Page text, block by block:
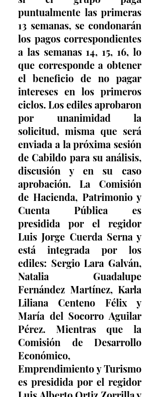
puntualmente las primeras
13 semanas, se condonarán
los pagos correspondientes
a las semanas 14, 15, 16, lo
que corresponde a obtener
el beneficio de no pagar
intereses en los primeros
ciclos. Los ediles aprobaron
por unanimidad la
solicitud, misma que será
enviada a la próxima sesión
de Cabildo para su análisis,
discusión y en su caso
aprobación. La Comisión
de Hacienda, Patrimonio y
Cuenta Pública es
presidida por el regidor
Luis Jorge Cuerda Serna y
está integrada por los
ediles: Sergio Lara Galván,
Natalia Guadalupe
Fernández Martínez, Karla
Liliana Centeno Félix y
María del Socorro Aguilar
Pérez. Mientras que la
Comisión de Desarrollo
Económico,
Emprendimiento y Turismo
es presidida por el regidor